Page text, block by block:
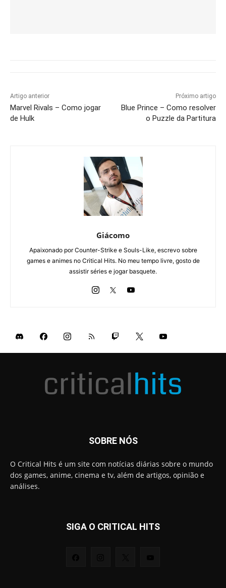
Artigo anterior
Marvel Rivals – Como jogar
de Hulk
Próximo artigo
Blue Prince – Como resolver
o Puzzle da Partitura
Giácomo
Apaixonado por Counter-Strike e Souls-Like, escrevo sobre
games e animes no Critical Hits. No meu tempo livre, gosto de
assistir séries e jogar basquete.
SOBRE NÓS
O Critical Hits é um site com notícias diárias sobre o mundo
dos games, anime, cinema e tv, além de artigos, opinião e
análises.
SIGA O CRITICAL HITS